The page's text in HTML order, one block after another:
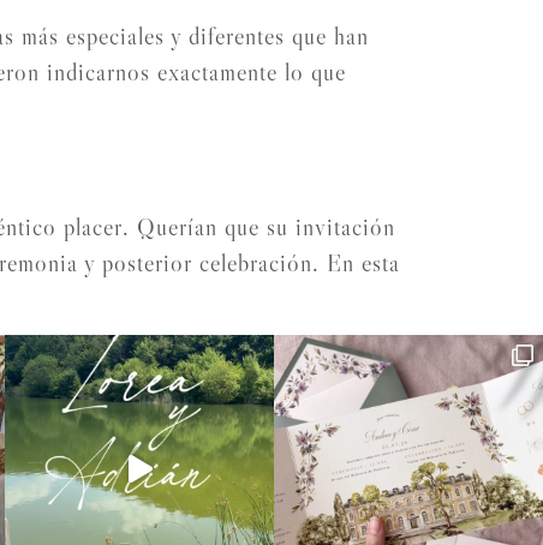
especiales y diferentes que han
indicarnos exactamente lo que
placer. Querían que su invitación
y posterior celebración. En esta